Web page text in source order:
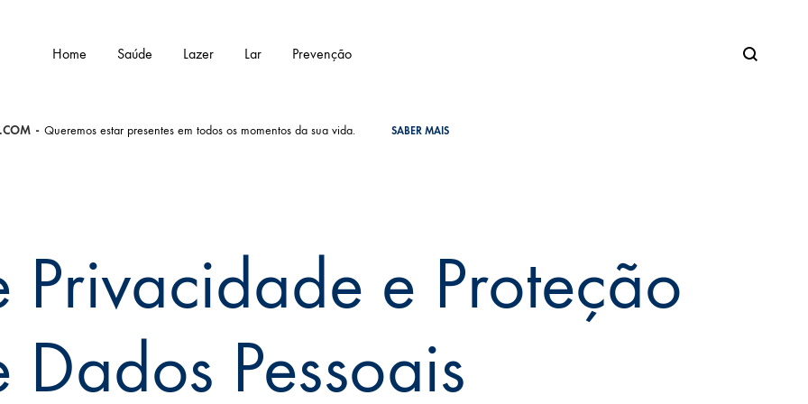
Home Saúde Lazer Lar Prevenção
Queremos estar presentes em todos os momentos da sua vida. SABER MAIS
Privacidade e Proteção
Dados Pessoais